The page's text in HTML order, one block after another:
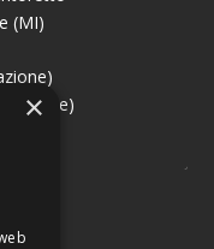
(MI)
×